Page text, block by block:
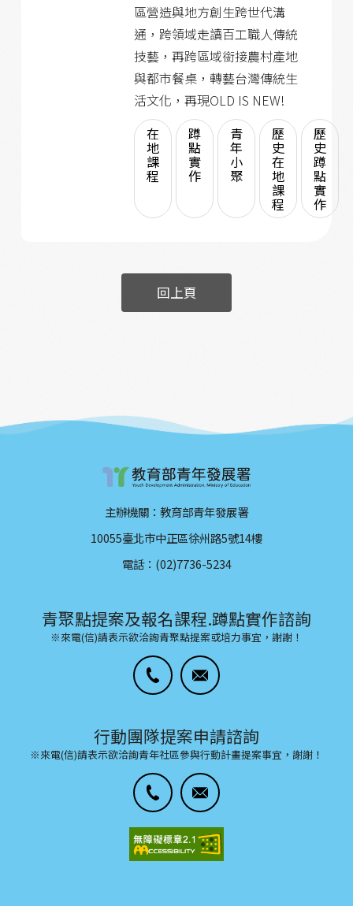
區營造與地方創生跨世代溝
通，跨領域走讀百工職人傳統
技藝，再跨區域銜接農村產地
與都市餐桌，轉藝台灣傳統生
活文化，再現OLD IS NEW!
在
地
課
程
蹲
點
實
作
青
年
小
聚
歷
史
在
地
課
程
歷
史
蹲
點
實
作
回上頁
主辦機關：教育部青年發展署
10055臺北市中正區徐州路5號14樓
電話：(02)7736-5234
青聚點提案及報名課程.蹲點實作諮詢
※來電(信)請表示欲洽詢青聚點提案或培力事宜，謝謝！
行動團隊提案申請諮詢
※來電(信)請表示欲洽詢青年社區參與行動計畫提案事宜，謝謝！